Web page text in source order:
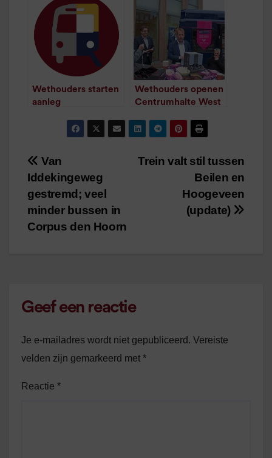
Wethouders starten
aanleg
minuut leestijd
Wethouders openen
Centrumhalte West
/ minuut leestijd
Bericht
navigatie
Trein valt stil tussen
Beilen en
Hoogeveen
(update)
Van
Iddekingeweg
gestremd; veel
minder bussen in
Corpus den Hoorn
Geef een reactie
Je e-mailadres wordt niet gepubliceerd. Vereiste
velden zijn gemarkeerd met *
Reactie *